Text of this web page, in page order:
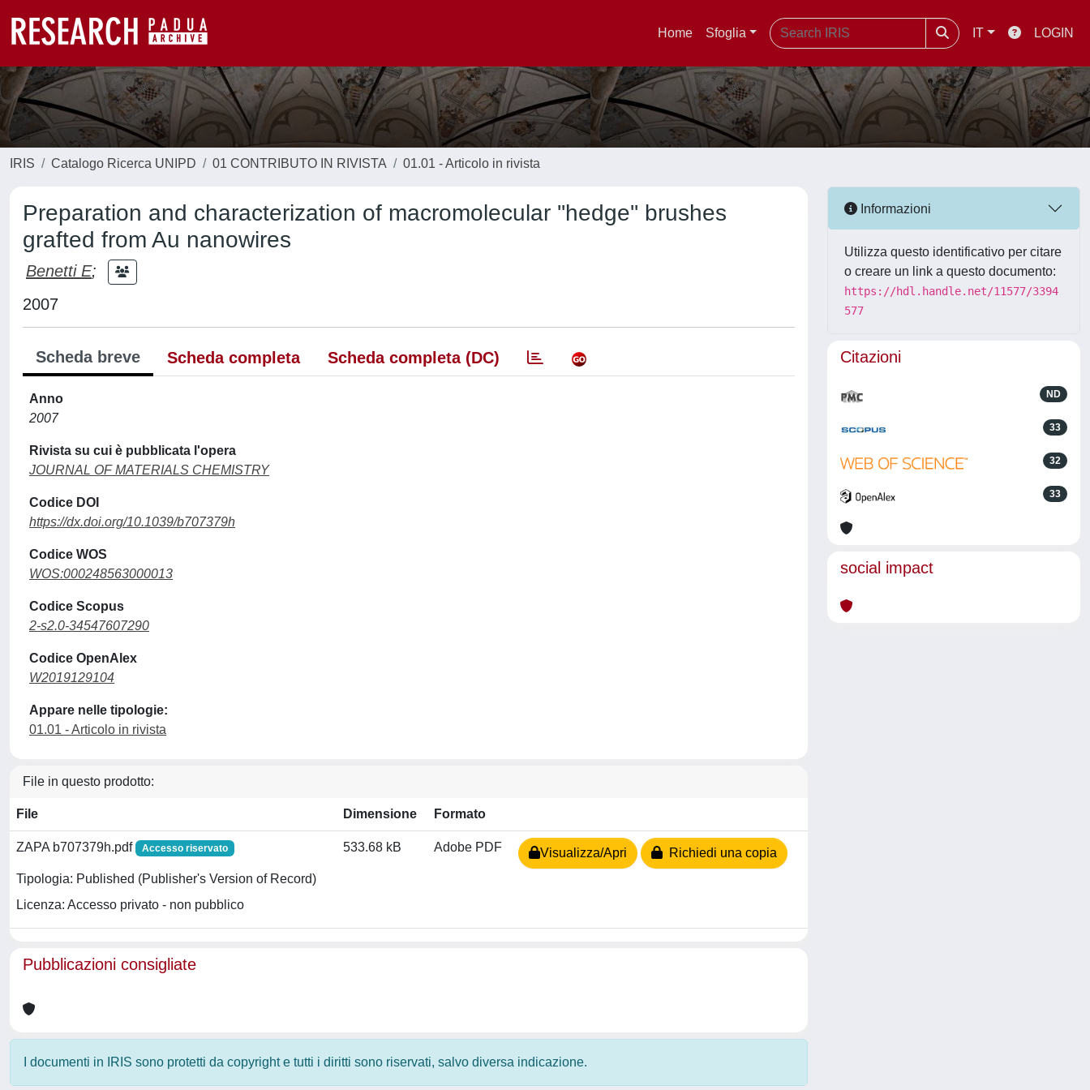
Home Sfoglia IT LOGIN
IRIS Catalogo Ricerca UNIPD 01 CONTRIBUTO IN RIVISTA 01.01 - Articolo in rivista
Preparation and characterization of macromolecular ''hedge'' brushes
grafted from Au nanowires
Benetti E;
2007
Scheda breve Scheda completa Scheda completa (DC)
Anno
2007
Rivista su cui è pubblicata l'opera
JOURNAL OF MATERIALS CHEMISTRY
Codice DOI
https://dx.doi.org/10.1039/b707379h
Codice WOS
WOS:000248563000013
Codice Scopus
2-s2.0-34547607290
Codice OpenAlex
W2019129104
Appare nelle tipologie:
01.01 - Articolo in rivista
File in questo prodotto:
File Dimensione Formato
ZAPA b707379h.pdf Accesso riservato
Tipologia: Published (Publisher's Version of Record)
Licenza: Accesso privato - non pubblico
533.68 kB Adobe PDF Visualizza/Apri Richiedi una copia
Pubblicazioni consigliate
I documenti in IRIS sono protetti da copyright e tutti i diritti sono riservati, salvo diversa indicazione.
Informazioni
Utilizza questo identificativo per citare
o creare un link a questo documento:
https://hdl.handle.net/11577/3394
577
Citazioni
ND
33
32
33
social impact